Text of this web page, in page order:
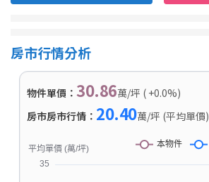
房市行情分析
物件單價： 30.86萬/坪 ( +0.0%)
房市房市行情： 20.40萬/坪 (平均單價)